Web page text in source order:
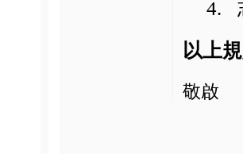
4.
以上
敬啟